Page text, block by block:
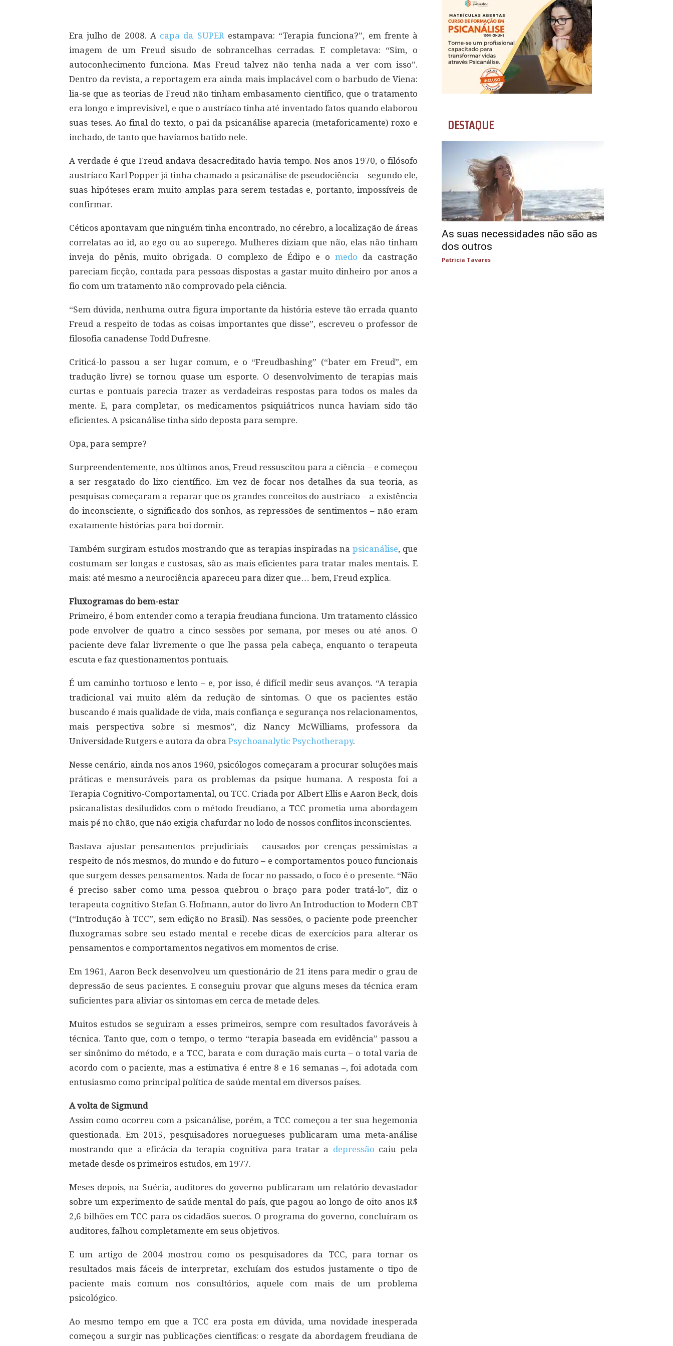
Era julho de 2008. A capa da SUPER estampava: “Terapia funciona?”, em frente à
imagem de um Freud sisudo de sobrancelhas cerradas. E completava: “Sim, o
autoconhecimento funciona. Mas Freud talvez não tenha nada a ver com isso”.
Dentro da revista, a reportagem era ainda mais implacável com o barbudo de Viena:
lia-se que as teorias de Freud não tinham embasamento científico, que o tratamento
era longo e imprevisível, e que o austríaco tinha até inventado fatos quando elaborou
suas teses. Ao final do texto, o pai da psicanálise aparecia (metaforicamente) roxo e
inchado, de tanto que havíamos batido nele.
A verdade é que Freud andava desacreditado havia tempo. Nos anos 1970, o filósofo
austríaco Karl Popper já tinha chamado a psicanálise de pseudociência – segundo ele,
suas hipóteses eram muito amplas para serem testadas e, portanto, impossíveis de
confirmar.
Céticos apontavam que ninguém tinha encontrado, no cérebro, a localização de áreas
correlatas ao id, ao ego ou ao superego. Mulheres diziam que não, elas não tinham
inveja do pênis, muito obrigada. O complexo de Édipo e o medo da castração
pareciam ficção, contada para pessoas dispostas a gastar muito dinheiro por anos a
fio com um tratamento não comprovado pela ciência.
“Sem dúvida, nenhuma outra figura importante da história esteve tão errada quanto
Freud a respeito de todas as coisas importantes que disse”, escreveu o professor de
filosofia canadense Todd Dufresne.
Criticá-lo passou a ser lugar comum, e o “Freudbashing” (“bater em Freud”, em
tradução livre) se tornou quase um esporte. O desenvolvimento de terapias mais
curtas e pontuais parecia trazer as verdadeiras respostas para todos os males da
mente. E, para completar, os medicamentos psiquiátricos nunca haviam sido tão
eficientes. A psicanálise tinha sido deposta para sempre.
Opa, para sempre?
Surpreendentemente, nos últimos anos, Freud ressuscitou para a ciência – e começou
a ser resgatado do lixo científico. Em vez de focar nos detalhes da sua teoria, as
pesquisas começaram a reparar que os grandes conceitos do austríaco – a existência
do inconsciente, o significado dos sonhos, as repressões de sentimentos – não eram
exatamente histórias para boi dormir.
Também surgiram estudos mostrando que as terapias inspiradas na psicanálise, que
costumam ser longas e custosas, são as mais eficientes para tratar males mentais. E
mais: até mesmo a neurociência apareceu para dizer que… bem, Freud explica.
Fluxogramas do bem-estar
Primeiro, é bom entender como a terapia freudiana funciona. Um tratamento clássico
pode envolver de quatro a cinco sessões por semana, por meses ou até anos. O
paciente deve falar livremente o que lhe passa pela cabeça, enquanto o terapeuta
escuta e faz questionamentos pontuais.
É um caminho tortuoso e lento – e, por isso, é difícil medir seus avanços. “A terapia
tradicional vai muito além da redução de sintomas. O que os pacientes estão
buscando é mais qualidade de vida, mais confiança e segurança nos relacionamentos,
mais perspectiva sobre si mesmos”, diz Nancy McWilliams, professora da
Universidade Rutgers e autora da obra Psychoanalytic Psychotherapy.
Nesse cenário, ainda nos anos 1960, psicólogos começaram a procurar soluções mais
práticas e mensuráveis para os problemas da psique humana. A resposta foi a
Terapia Cognitivo-Comportamental, ou TCC. Criada por Albert Ellis e Aaron Beck, dois
psicanalistas desiludidos com o método freudiano, a TCC prometia uma abordagem
mais pé no chão, que não exigia chafurdar no lodo de nossos conflitos inconscientes.
Bastava ajustar pensamentos prejudiciais – causados por crenças pessimistas a
respeito de nós mesmos, do mundo e do futuro – e comportamentos pouco funcionais
que surgem desses pensamentos. Nada de focar no passado, o foco é o presente. “Não
é preciso saber como uma pessoa quebrou o braço para poder tratá-lo”, diz o
terapeuta cognitivo Stefan G. Hofmann, autor do livro An Introduction to Modern CBT
(“Introdução à TCC”, sem edição no Brasil). Nas sessões, o paciente pode preencher
fluxogramas sobre seu estado mental e recebe dicas de exercícios para alterar os
pensamentos e comportamentos negativos em momentos de crise.
Em 1961, Aaron Beck desenvolveu um questionário de 21 itens para medir o grau de
depressão de seus pacientes. E conseguiu provar que alguns meses da técnica eram
suficientes para aliviar os sintomas em cerca de metade deles.
Muitos estudos se seguiram a esses primeiros, sempre com resultados favoráveis à
técnica. Tanto que, com o tempo, o termo “terapia baseada em evidência” passou a
ser sinônimo do método, e a TCC, barata e com duração mais curta – o total varia de
acordo com o paciente, mas a estimativa é entre 8 e 16 semanas –, foi adotada com
entusiasmo como principal política de saúde mental em diversos países.
A volta de Sigmund
Assim como ocorreu com a psicanálise, porém, a TCC começou a ter sua hegemonia
questionada. Em 2015, pesquisadores noruegueses publicaram uma meta-análise
mostrando que a eficácia da terapia cognitiva para tratar a depressão caiu pela
metade desde os primeiros estudos, em 1977.
Meses depois, na Suécia, auditores do governo publicaram um relatório devastador
sobre um experimento de saúde mental do país, que pagou ao longo de oito anos R$
2,6 bilhões em TCC para os cidadãos suecos. O programa do governo, concluíram os
auditores, falhou completamente em seus objetivos.
E um artigo de 2004 mostrou como os pesquisadores da TCC, para tornar os
resultados mais fáceis de interpretar, excluíam dos estudos justamente o tipo de
paciente mais comum nos consultórios, aquele com mais de um problema
psicológico.
Ao mesmo tempo em que a TCC era posta em dúvida, uma novidade inesperada
começou a surgir nas publicações científicas: o resgate da abordagem freudiana de
DESTAQUE
As suas necessidades não são as
dos outros
Patricia Tavares